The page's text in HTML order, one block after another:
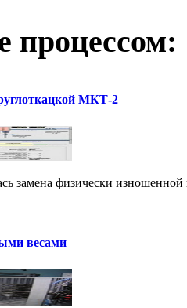
процессом:
МКТ-2
замена физически
весами